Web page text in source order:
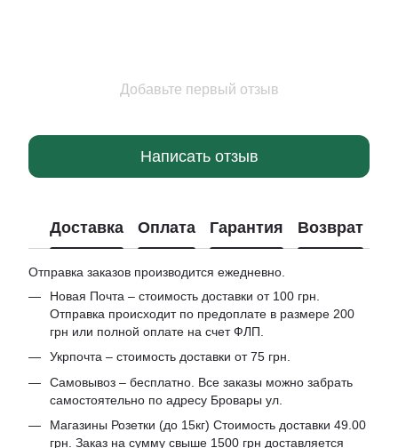
Добавьте первый отзыв
Написать отзыв
Доставка Оплата Гарантия Возврат
Отправка заказов производится ежедневно.
Новая Почта – стоимость доставки от 100 грн.
Отправка происходит по предоплате в размере 200
грн или полной оплате на счет ФЛП.
Укрпочта – стоимость доставки от 75 грн.
Самовывоз – бесплатно. Все заказы можно забрать
самостоятельно по адресу Бровары ул.
Магазины Розетки (до 15кг) Стоимость доставки 49.00
грн. Заказ на сумму свыше 1500 грн доставляется